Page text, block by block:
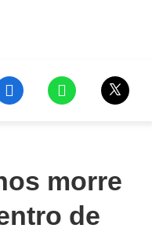
morre
de